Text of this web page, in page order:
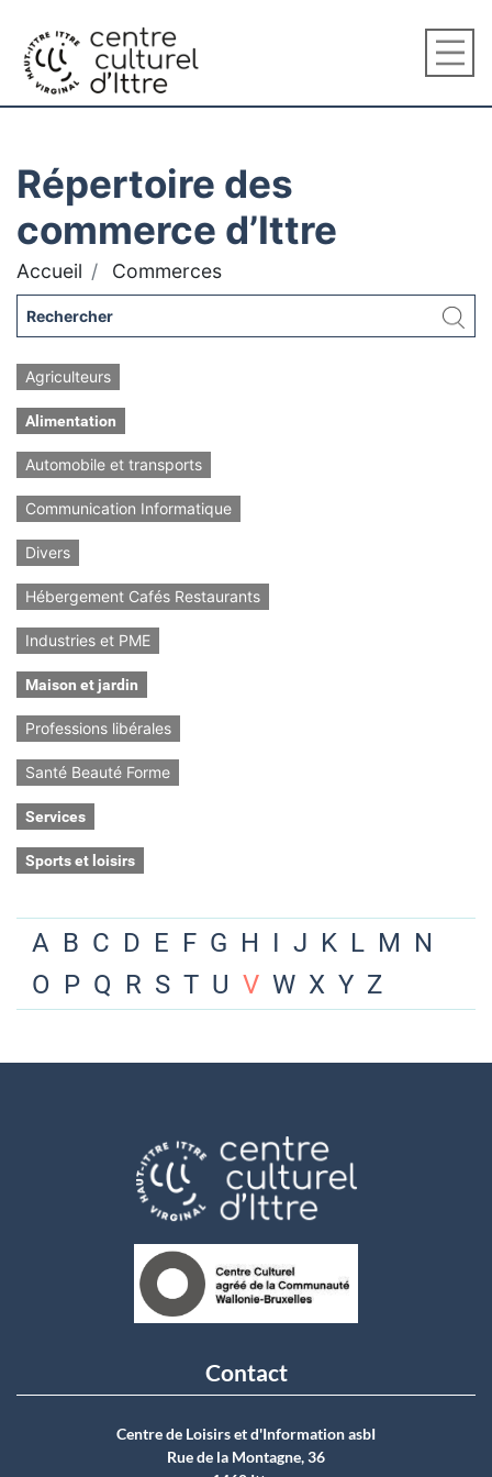
Répertoire des
commerce d’Ittre
Accueil Commerces
Agriculteurs
Alimentation
Automobile et transports
Communication Informatique
Divers
Hébergement Cafés Restaurants
Industries et PME
Maison et jardin
Professions libérales
Santé Beauté Forme
Services
Sports et loisirs
A B C D E F G H I J K L M N
O P Q R S T U V W X Y Z
Contact
Centre de Loisirs et d'Information asbI
Rue de la Montagne, 36